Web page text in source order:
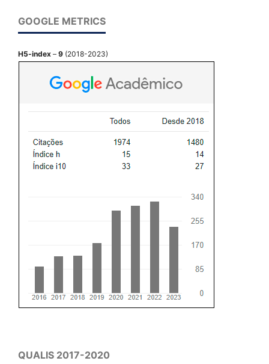
GOOGLE METRICS
H5-index – 9 (2018-2023)
QUALIS 2017-2020